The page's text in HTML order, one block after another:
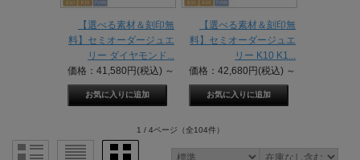
【選べる素材＆刻印無
料】セミオーダージュエ
リー ダイヤモンド...
価格：41,580円(税込) ～
【選べる素材＆刻印無
料】セミオーダージュエ
リー K10 K1...
価格：42,680円(税込) ～
1 / 4ページ （全104件）